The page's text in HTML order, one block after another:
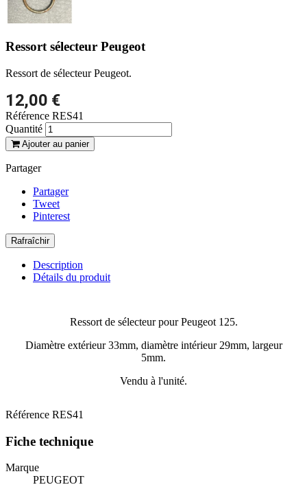
Ressort sélecteur Peugeot
Ressort de sélecteur Peugeot.
12,00 €
Référence RES41
Quantité
Ajouter au panier
Partager
Partager
Tweet
Pinterest
Description
Détails du produit
Ressort de sélecteur pour Peugeot 125.
Diamètre extérieur 33mm, diamètre intérieur 29mm, largeur
5mm.
Vendu à l'unité.
Référence RES41
Fiche technique
Marque
PEUGEOT